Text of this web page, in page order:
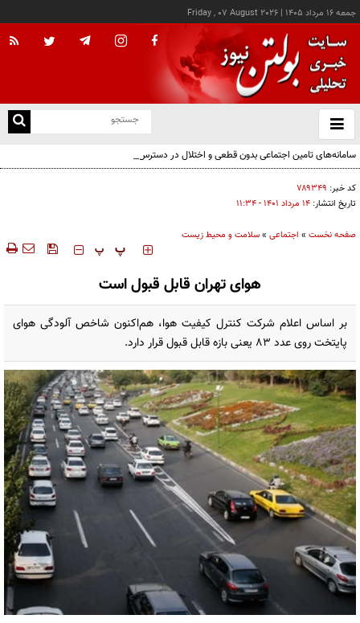
جمعه ۱۶ مرداد ۱۴۰۵ |
Friday , 07 August 2026
باز
و
سامانه‌های تامین اجتماعی بدون قطعی و اختلال در دسترس است
کد خبر: ۷۸۹۳۴۹
تاریخ انتشار: ۱۴ مرداد ۱۴۰۱ - ۱۱:۳۴
صفحه نخست » اجتماعی »سلامت و محیط زیست
‍‍‍ پ پ
هوای تهران قابل قبول است
بر اساس اعلام شرکت کنترل کیفیت هوا، هم‌اکنون شاخص آلودگی هوای
پایتخت روی عدد ۸۳ یعنی بازه قابل قبول قرار دارد.